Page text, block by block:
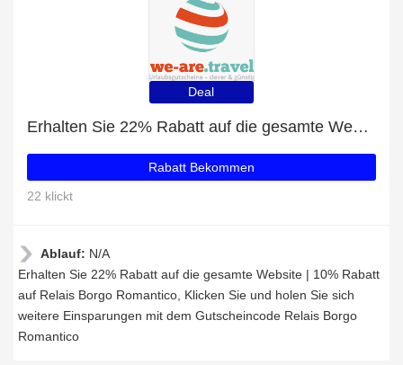
Deal
Erhalten Sie 22% Rabatt auf die gesamte Website | 10% Rabatt auf Relais Borgo Romantico
Rabatt Bekommen
22 klickt
Ablauf: N/A
Erhalten Sie 22% Rabatt auf die gesamte Website | 10% Rabatt
auf Relais Borgo Romantico, Klicken Sie und holen Sie sich
weitere Einsparungen mit dem Gutscheincode Relais Borgo
Romantico